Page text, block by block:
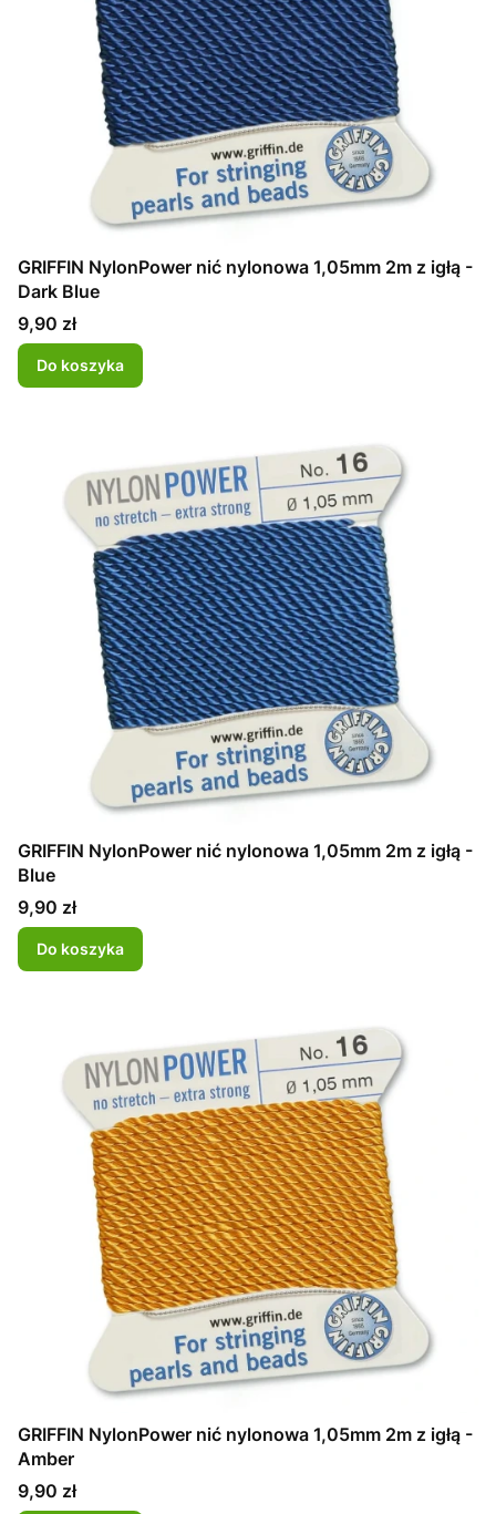
GRIFFIN NylonPower nić nylonowa 1,05mm 2m z igłą -
Dark Blue
Cena
9,90 zł
Do koszyka
GRIFFIN NylonPower nić nylonowa 1,05mm 2m z igłą -
Blue
Cena
9,90 zł
Do koszyka
GRIFFIN NylonPower nić nylonowa 1,05mm 2m z igłą -
Amber
Cena
9,90 zł